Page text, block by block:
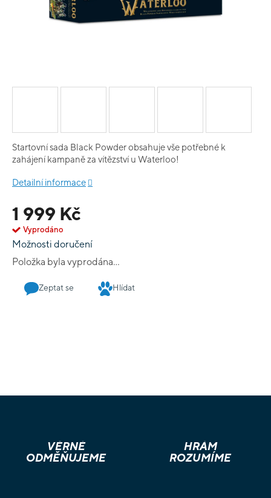
1 999 Kč
Vyprodáno
Možnosti doručení
Položka byla vyprodána…
Startovní sada Black Powder obsahuje vše potřebné k
zahájení kampaně za vítězství u Waterloo!
Detailní informace
Zeptat se Hlídat
VĚRNÉ
ODMĚŇUJEME
HRÁM
ROZUMÍME